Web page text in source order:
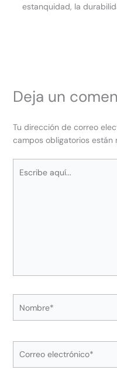
estanquidad, la
Deja un
Tu dirección de correo
campos obligatorios están
aquí...
electrónico*